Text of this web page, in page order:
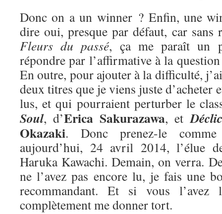
Donc on a un winner ? Enfin, une
dire oui, presque par défaut, car sans
Fleurs du passé, ça me paraît un
répondre par l’affirmative à la
En outre, pour ajouter à la difficulté,
deux titres que je viens juste d’acheter
lus, et qui pourraient perturber le
Soul, d’Erica Sakurazawa, et
Okazaki. Donc prenez-le
aujourd’hui, 24 avril 2014, l’élue
Haruka Kawachi. Demain, on verra.
ne l’avez pas encore lu, je fais une
recommandant. Et si vous l’avez
complètement me donner tort.